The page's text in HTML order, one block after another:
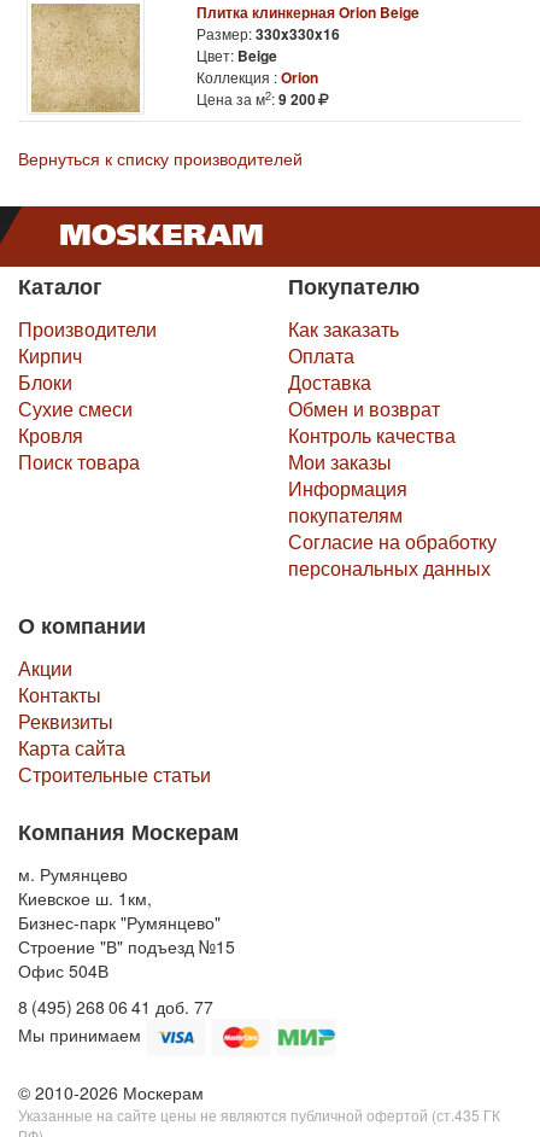
Плитка клинкерная Orion Beige
Размер:330x330x16
Цвет: Beige
Коллекция :Orion
Цена за м2:9 200
Вернуться к списку производителей
Каталог
Производители
Кирпич
Блоки
Сухие смеси
Кровля
Поиск товара
Покупателю
Как заказать
Оплата
Доставка
Обмен и возврат
Контроль качества
Мои заказы
Информация
покупателям
Согласие на обработку
персональных данных
О компании
Акции
Контакты
Реквизиты
Карта сайта
Строительные статьи
Компания Москерам
м. Румянцево
Киевское ш. 1км,
Бизнес-парк "Румянцево"
Строение "В" подъезд №15
Офис 504В
8 (495) 268 06 41 доб. 77
Мы принимаем
© 2010-2026 Москерам
Указанные на сайте цены не являются публичной офертой (ст.435 ГК